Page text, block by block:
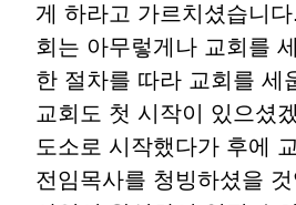
게 하라고 가르치셨습니
회는 아무렇게나 교회를
한 절차를 따라 교회를 세
교회도 첫 시작이 있으셨
도소로 시작했다가 후에
전임목사를 청빙하셨을